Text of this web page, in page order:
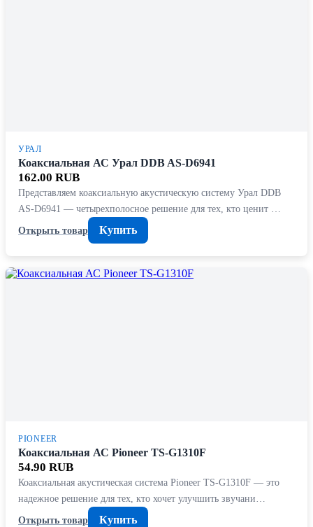
УРАЛ
Коаксиальная АС Урал DDB AS-D6941
162.00 RUB
Представляем коаксиальную акустическую систему Урал DDB
AS-D6941 — четырехполосное решение для тех, кто ценит …
Открыть товар
Купить
PIONEER
Коаксиальная АС Pioneer TS-G1310F
54.90 RUB
Коаксиальная акустическая система Pioneer TS-G1310F — это
надежное решение для тех, кто хочет улучшить звучани…
Открыть товар
Купить